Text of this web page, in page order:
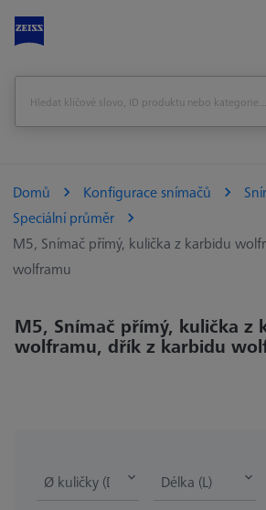
Domů Konfigurace snímačů
Speciální průměr
M5, Snímač přímý, kulička z karbidu
wolframu
M5, Snímač přímý, kulička z
wolframu, dřík z karbidu
Ø kuličky (DK) Délka (L)